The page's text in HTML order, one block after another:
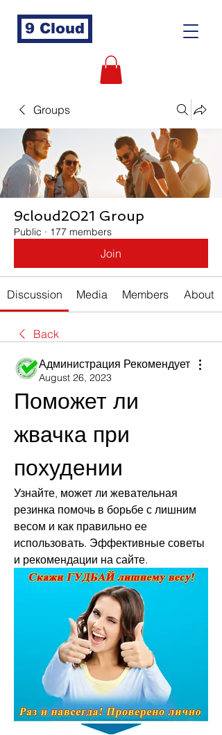
9 Cloud
Groups
9cloud2021 Group
Public · 177 members
Join
Discussion Media Members About
Back
Администрация Рекомендует
August 26, 2023
Поможет ли
жвачка при
похудении
Узнайте, может ли жевательная
резинка помочь в борьбе с лишним
весом и как правильно ее
использовать. Эффективные советы
и рекомендации на сайте.